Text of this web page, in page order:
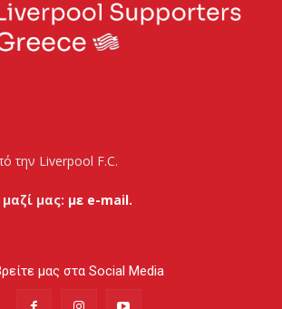
την Liverpool F.C.
μας: με e-mail.
μας στα Social Media